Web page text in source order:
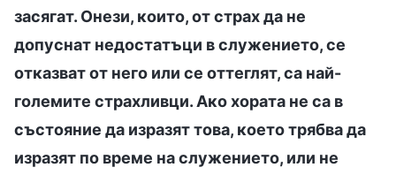
засягат. Онези, които, от страх да не
допуснат недостатъци в служението, се
отказват от него или се оттеглят, са най-
големите страхливци. Ако хората не са в
състояние да изразят това, което трябва да
изразят по време на служението, или не